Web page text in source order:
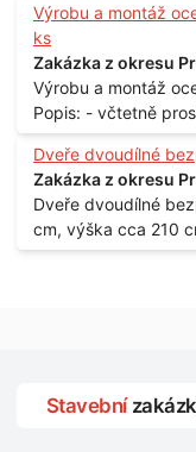
Výrobu a montáž
ks
Zakázka z okresu
Výrobu a montáž
Popis: - včtetně
samozamýkacích zámků
vchodové dveře
portálu -
stávajících a už
umělohmotných vstupů Množství: - 8 ks
Dveře dvoudílné
Zakázka z okresu
Dveře dvoudílné bezpečnostní
cm, výška cca 210 cm Popis: - včetně montáže -
dům, 2. patro -
Stavební